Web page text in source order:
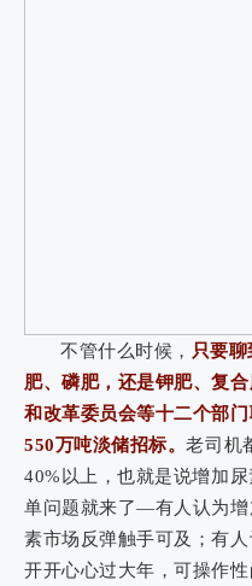
不管什么时候， 只要
肥、磷肥，还是钾肥、复
和改革委员会等十二个部
550万吨淡储招标。老司机
40%以上，也就是说增加
单问题就来了—有人认为增
素市场反弹触手可及；有
开开心心过大年，可操作